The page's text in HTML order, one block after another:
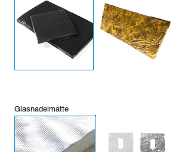
Glasnadelmatte